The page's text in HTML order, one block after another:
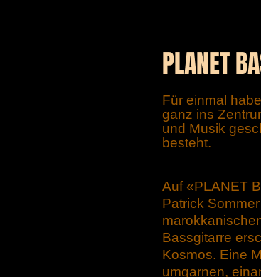
PLANET
Für einmal
ganz ins
und Musik
besteht.
Auf «PLANET
Patrick
Bassgitarre
Kosmos. Eine
umgarnen,